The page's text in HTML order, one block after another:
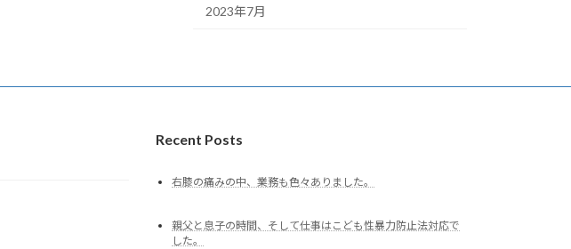
2023年7月
Recent Posts
右膝の痛みの中、業務も色々ありました。
親父と息子の時間、そして仕事はこども性暴力防止法対応で
した。